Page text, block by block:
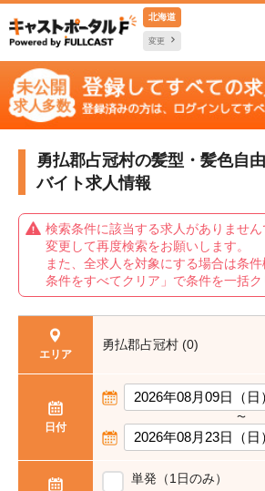
北海道
変更
勇払郡占冠村の髪型・髪色自
バイト求人情報
検索条件に該当する求人がありませ
変更して再度検索をお願いします。
また、全求人を対象にする場合は条
条件をすべてクリア」で条件を一括ク
エリア
勇払郡占冠村 (0)
日付
〜
単発（1日のみ）